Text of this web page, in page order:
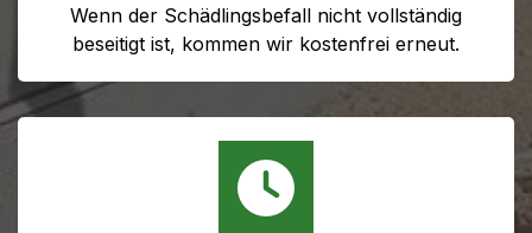
Wenn der Schädlingsbefall nicht vollständig
beseitigt ist, kommen wir kostenfrei erneut.